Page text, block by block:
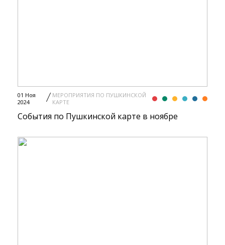
01 Ноя
2024
МЕРОПРИЯТИЯ ПО ПУШКИНСКОЙ
КАРТЕ
События по Пушкинской карте в ноябре